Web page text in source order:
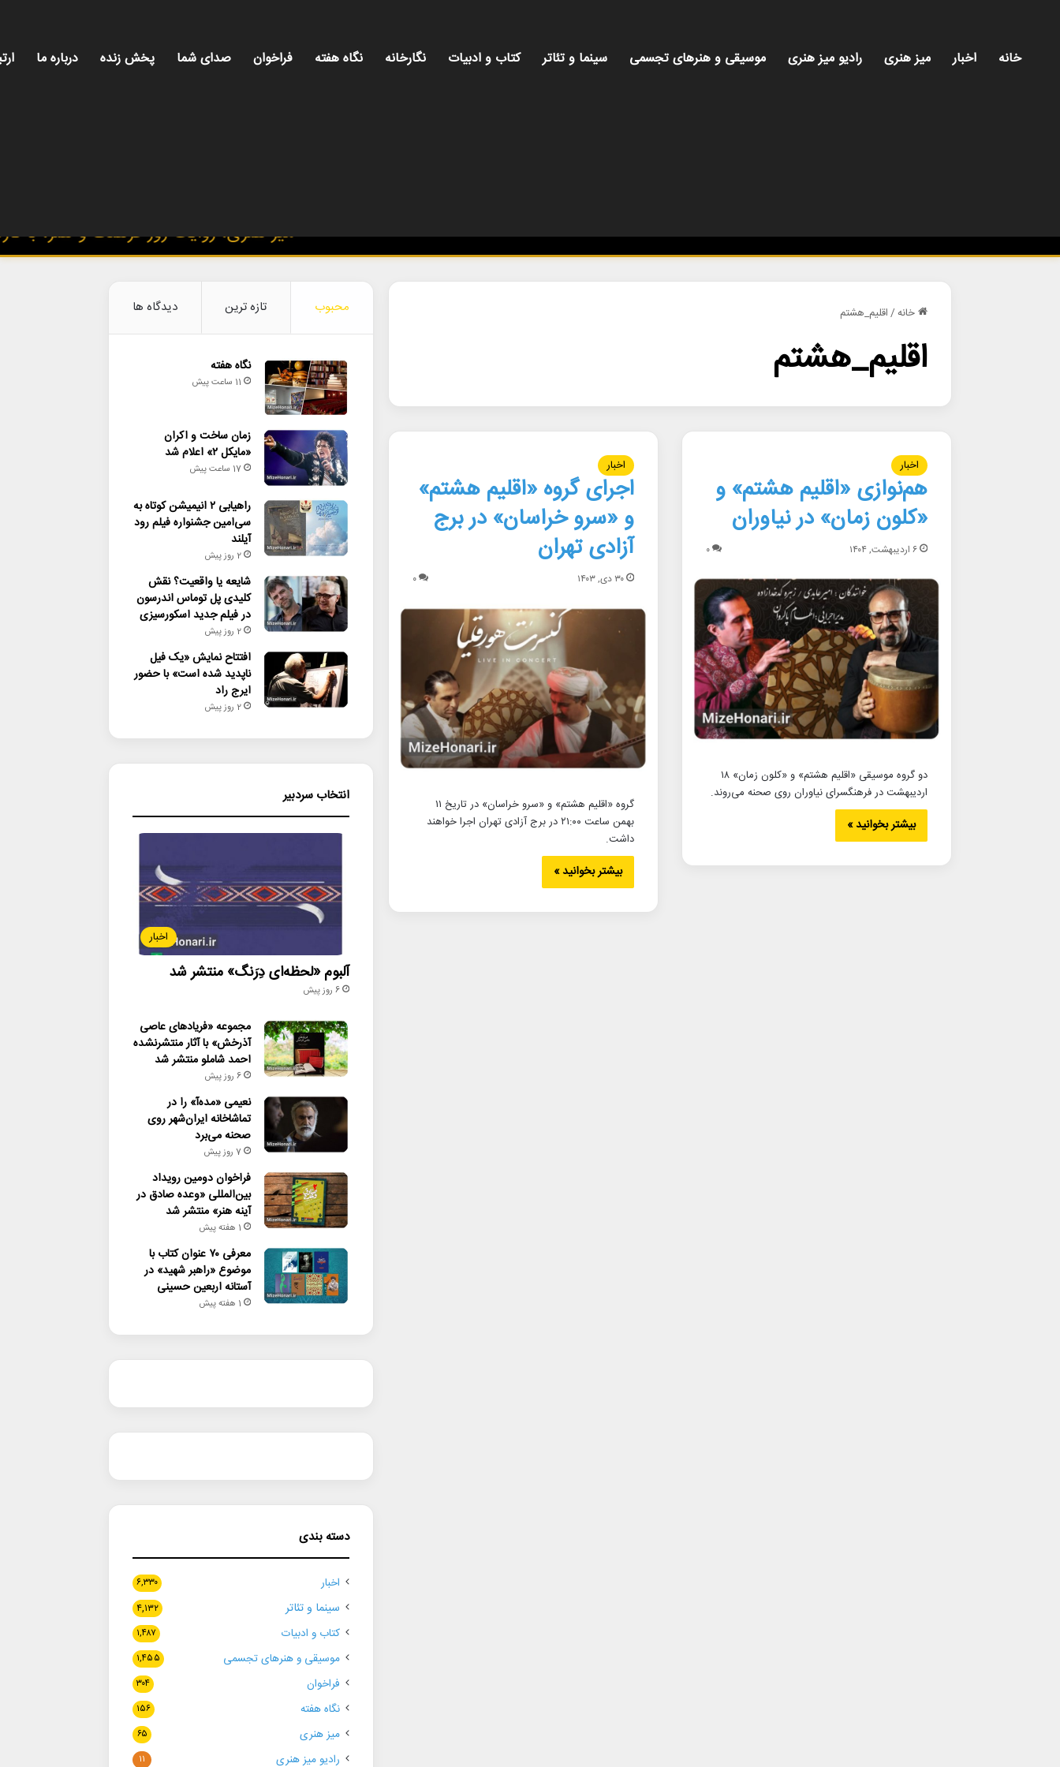
خانه اخبار میز هنری رادیو میز هنری موسیقی و هنرهای تجسمی سینما و تئاتر کتاب و ادبیات نگارخانه نگاه هفته فراخوان صدای شما پخش زنده درباره ما
میز هنری، روایت روز فرهنگ و هنر، با
خانه/اقلیم_هشتم
اقلیم_هشتم
اخبار
هم‌نوازی «اقلیم هشتم» و
«کلون زمان» در نیاوران
۶ اردیبهشت, ۱۴۰۴ ۰
دو گروه موسیقی «اقلیم هشتم» و «کلون زمان» ۱۸
اردیبهشت در فرهنگسرای نیاوران روی صحنه می‌روند.
بیشتر بخوانید »
اخبار
اجرای گروه «اقلیم هشتم»
و «سرو خراسان» در برج
آزادی تهران
۳۰ دی, ۱۴۰۳ ۰
گروه «اقلیم هشتم» و «سرو خراسان» در تاریخ ۱۱
بهمن ساعت ۲۱:۰۰ در برج آزادی تهران اجرا خواهند
داشت.
بیشتر بخوانید »
محبوب تازه ترین دیدگاه ها
نگاه هفته
11 ساعت پیش
زمان ساخت و اکران
«مایکل ۲» اعلام شد
17 ساعت پیش
راهیابی ۲ انیمیشن کوتاه به
سی‌امین جشنواره فیلم رود
آیلند
2 روز پیش
شایعه یا واقعیت؟ نقش
کلیدی پل توماس اندرسون
در فیلم جدید اسکورسیزی
2 روز پیش
افتتاح نمایش «یک فیل
ناپدید شده است» با حضور
ایرج راد
2 روز پیش
انتخاب سردبیر
اخبار
آلبوم «لحظه‌ای دِرَنگ» منتشر شد
6 روز پیش
مجموعه «فریادهای عاصی
آذرخش» با آثار منتشرنشده
احمد شاملو منتشر شد
6 روز پیش
نعیمی «مده‌آ» را در
تماشاخانه ایران‌شهر روی
صحنه می‌برد
7 روز پیش
فراخوان دومین رویداد
بین‌المللی «وعده صادق در
آینه هنر» منتشر شد
1 هفته پیش
معرفی ۷۰ عنوان کتاب با
موضوع «راهبر شهید» در
آستانه اربعین حسینی
1 هفته پیش
دسته بندی
اخبار ۶,۳۳۰
سینما و تئاتر ۴,۱۳۲
کتاب و ادبیات ۱,۴۸۷
موسیقی و هنرهای تجسمی ۱,۴۵۵
فراخوان ۳۰۴
نگاه هفته ۱۵۶
میز هنری ۶۵
رادیو میز هنری ۱۱